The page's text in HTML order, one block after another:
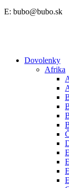
E: bubo@bubo.sk
Dovolenky
Afrika